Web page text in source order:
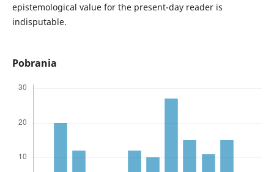
epistemological value for the present-day reader is
indisputable.
Pobrania